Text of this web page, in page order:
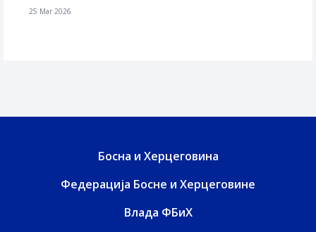
25 Mar 2026
Босна и Херцеговина
Федерација Босне и Херцеговине
Влада ФБиХ